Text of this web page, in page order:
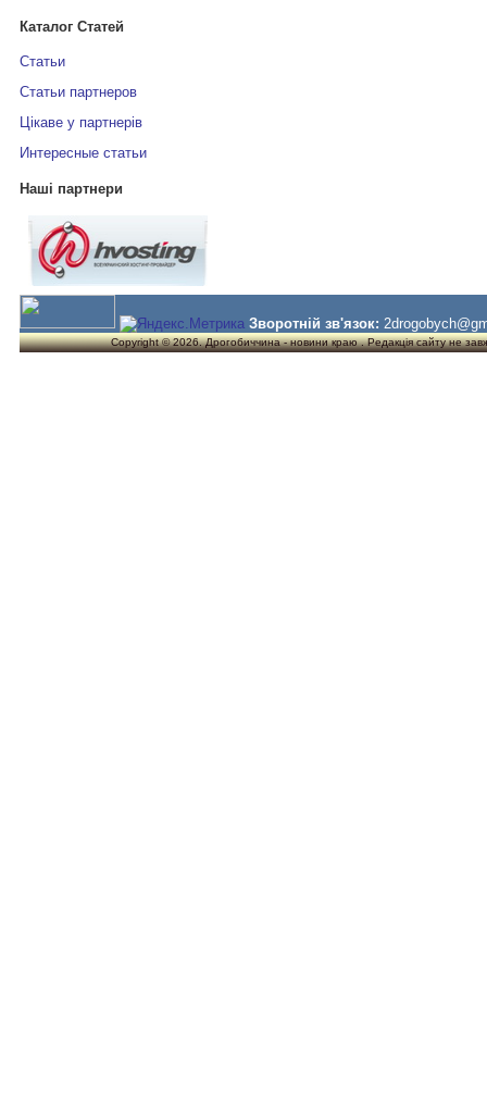
Каталог Статей
Статьи
Статьи партнеров
Цікаве у партнерів
Интересные статьи
Наші партнери
Зворотній зв'язок:
Copyright © 2026. Дрогобиччина - новини краю . Редакція сайту не